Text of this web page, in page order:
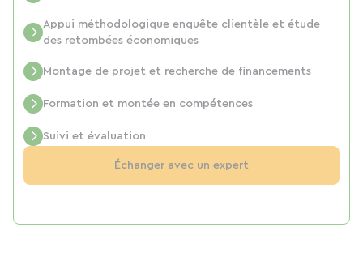
Appui méthodologique enquête clientèle et étude
des retombées économiques
Montage de projet et recherche de financements
Formation et montée en compétences
Suivi et évaluation
Échanger avec un expert